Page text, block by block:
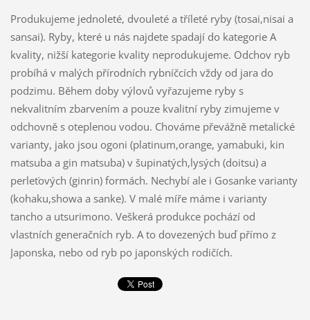
Produkujeme jednoleté, dvouleté a tříleté ryby (tosai,nisai a
sansai). Ryby, které u nás najdete spadají do kategorie A
kvality, nižší kategorie kvality neprodukujeme. Odchov ryb
probíhá v malých přírodních rybníčcích vždy od jara do
podzimu. Během doby výlovů vyřazujeme ryby s
nekvalitním zbarvením a pouze kvalitní ryby zimujeme v
odchovně s oteplenou vodou. Chováme převážně metalické
varianty, jako jsou ogoni (platinum,orange, yamabuki, kin
matsuba a gin matsuba) v šupinatých,lysých (doitsu) a
perleťových (ginrin) formách. Nechybí ale i Gosanke varianty
(kohaku,showa a sanke). V malé míře máme i varianty
tancho a utsurimono. Veškerá produkce pochází od
vlastních generačních ryb. A to dovezených buď přímo z
Japonska, nebo od ryb po japonských rodičích.